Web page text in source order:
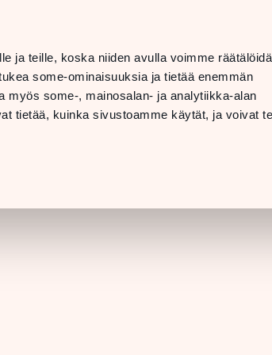
ja teille, koska niiden avulla voimme
some-ominaisuuksia ja tietää enemmän
myös some-, mainosalan- ja analytiikka-alan
tietää, kuinka sivustoamme käytät, ja voivat